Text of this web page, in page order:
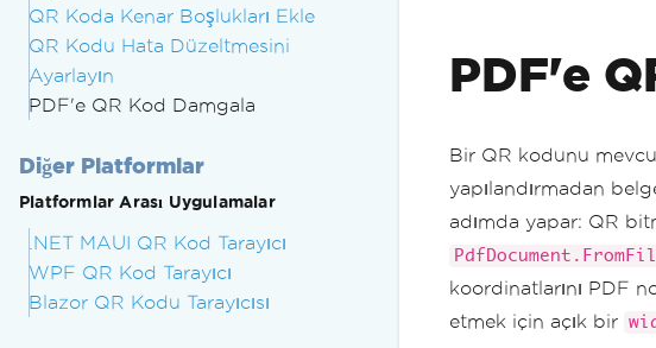
QR Koda Kenar Boşlukları Ekle
QR Kodu Hata Düzeltmesini
Ayarlayın
PDF'e QR Kod Damgala
Diğer Platformlar
Platformlar Arası Uygulamalar
.NET MAUI QR Kod Tarayıcı
WPF QR Kod Tarayıcı
Blazor QR Kodu Tarayıcısı
PDF'e
Bir QR kodunu
yapılandırmadan
adımda yapar: QR
koordinatlarını PDF
etmek için açık bir